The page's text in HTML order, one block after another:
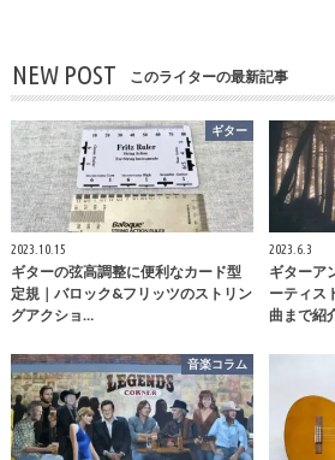
NEW POST このライターの最新記事
ギター
2023.10.15
ギターの弦高調整に便利なカード型
定規｜バロック&フリッツのストリン
グアクショ…
2023.6.3
ギターア
ーティス
曲まで紹
音楽コラム